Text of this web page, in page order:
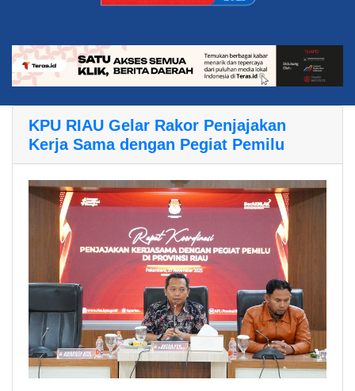
KPU RIAU Gelar Rakor Penjajakan
Kerja Sama dengan Pegiat Pemilu